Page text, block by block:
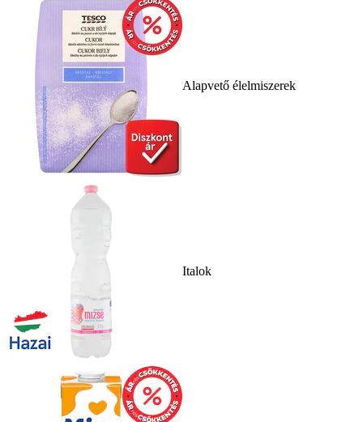
Alapvető élelmiszerek
Italok